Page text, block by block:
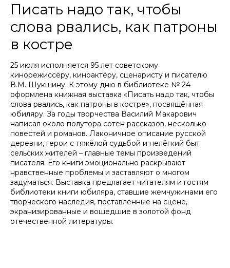
Писать надо так, чтобы
слова рвались, как патроны
в костре
25 июля исполняется 95 лет советскому
кинорежиссёру, киноактёру, сценаристу и писателю
В.М. Шукшину. К этому дню в библиотеке № 24
оформлена книжная выставка «Писать надо так, чтобы
слова рвались, как патроны в костре», посвящённая
юбиляру. За годы творчества Василий Макарович
написал около полутора сотен рассказов, несколько
повестей и романов. Лаконичное описание русской
деревни, герои с тяжёлой судьбой и нелёгкий быт
сельских жителей – главные темы произведений
писателя. Его книги эмоционально раскрывают
нравственные проблемы и заставляют о многом
задуматься. Выставка предлагает читателям и гостям
библиотеки книги юбиляра, ставшие жемчужинами его
творческого наследия, поставленные на сцене,
экранизированные и вошедшие в золотой фонд
отечественной литературы.